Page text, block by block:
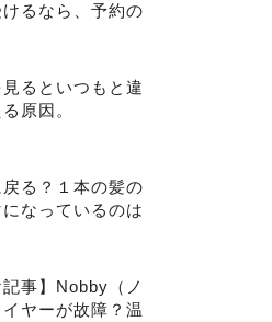
るなら、予約の
るといつもと違
原因。
る？１本の髪の
なっているのは
記事】Nobby（ノ
ヤーが故障？温